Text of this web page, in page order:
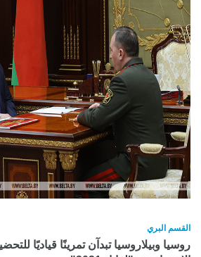
القسم البري
روسيا وبيلاروسيا تبدآن تمرينًا قياديًا